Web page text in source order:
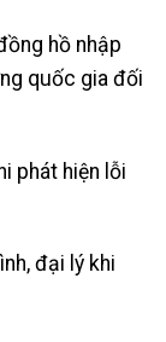
hồ nhập
quốc gia đối
phát hiện lỗi
đại lý khi